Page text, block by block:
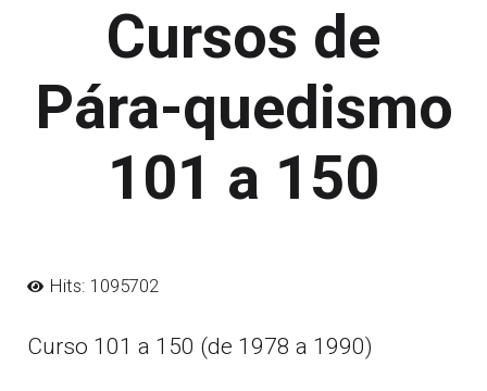
Cursos de
Pára-quedismo
101 a 150
Hits: 1095702
Curso 101 a 150 (de 1978 a 1990)